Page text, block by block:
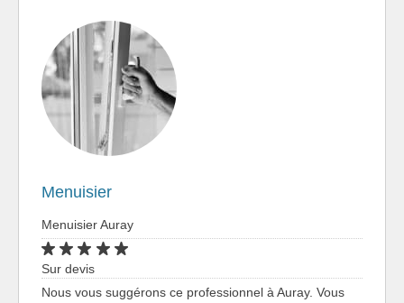
Menuisier
Menuisier Auray
Sur devis
Nous vous suggérons ce professionnel à Auray. Vous